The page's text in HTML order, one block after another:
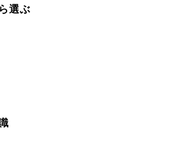
選ぶ